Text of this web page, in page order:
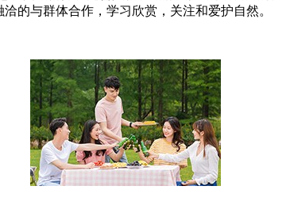
的与群体合作，学习欣赏，关注和爱护自然。